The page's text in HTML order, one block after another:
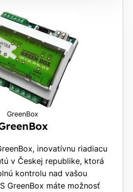
GreenBox
inovatívnu riadiacu
v Českej republike, ktorá
kontrolu nad vašou
GreenBox máte možnosť